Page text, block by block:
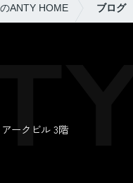
ANTY HOME ブログ
ークビル 3階